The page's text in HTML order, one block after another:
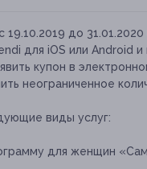
с 19.10.2019 до 31.01.2020
для iOS или Android
купон в
неограниченное
виды услуг:
для женщин